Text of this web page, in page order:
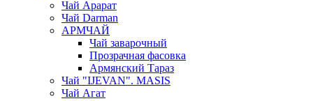
Чай Арарат
Чай Darman
АРМЧАЙ
Чай заварочный
Прозрачная фасовка
Армянский Тараз
Чай "IJEVAN". MASIS
Чай Агат